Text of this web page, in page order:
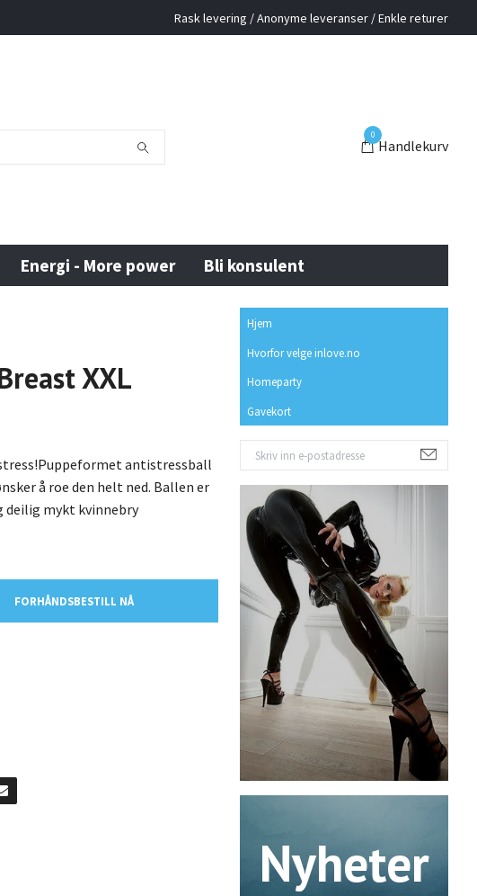
Rask levering / Anonyme leveranser / Enkle returer
0
Handlekurv
Energi - More power Bli konsulent
Hjem
Hvorfor velge inlove.no
Homeparty
Gavekort
Nyheter
XXL
antistressball
å roe den helt ned. Ballen er
mykt kvinnebry
FORHÅNDSBESTILL NÅ